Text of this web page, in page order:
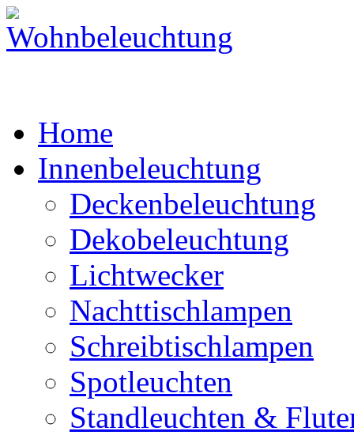
Home
Innenbeleuchtung
Deckenbeleuchtung
Dekobeleuchtung
Lichtwecker
Nachttischlampen
Schreibtischlampen
Spotleuchten
Standleuchten &